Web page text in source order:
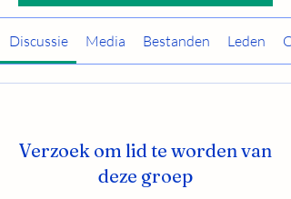
Discussie Media Bestanden Leden
Verzoek om lid te worden van
deze groep